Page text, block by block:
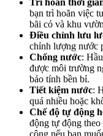
Trì hoãn thời
bạn trì hoãn việc
bãi cỏ và khu
Điều chỉnh lưu
chỉnh lượng nước
Chống nước:
được môi trường
bảo tính bền bỉ.
Tiết kiệm nước:
quá nhiều hoặc
Chế độ tự động
động tự động